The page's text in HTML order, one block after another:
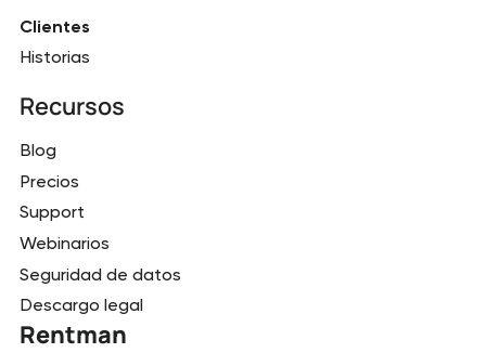
Clientes
Historias
Recursos
Blog
Precios
Support
Webinarios
Seguridad de datos
Descargo legal
Rentman